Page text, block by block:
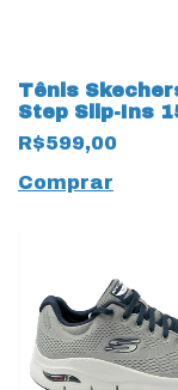
Tênis
Step Slip-Ins
R$599,00
Comprar